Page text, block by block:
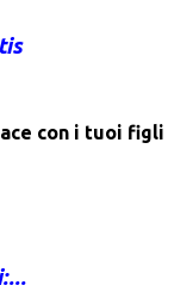
con i tuoi figli